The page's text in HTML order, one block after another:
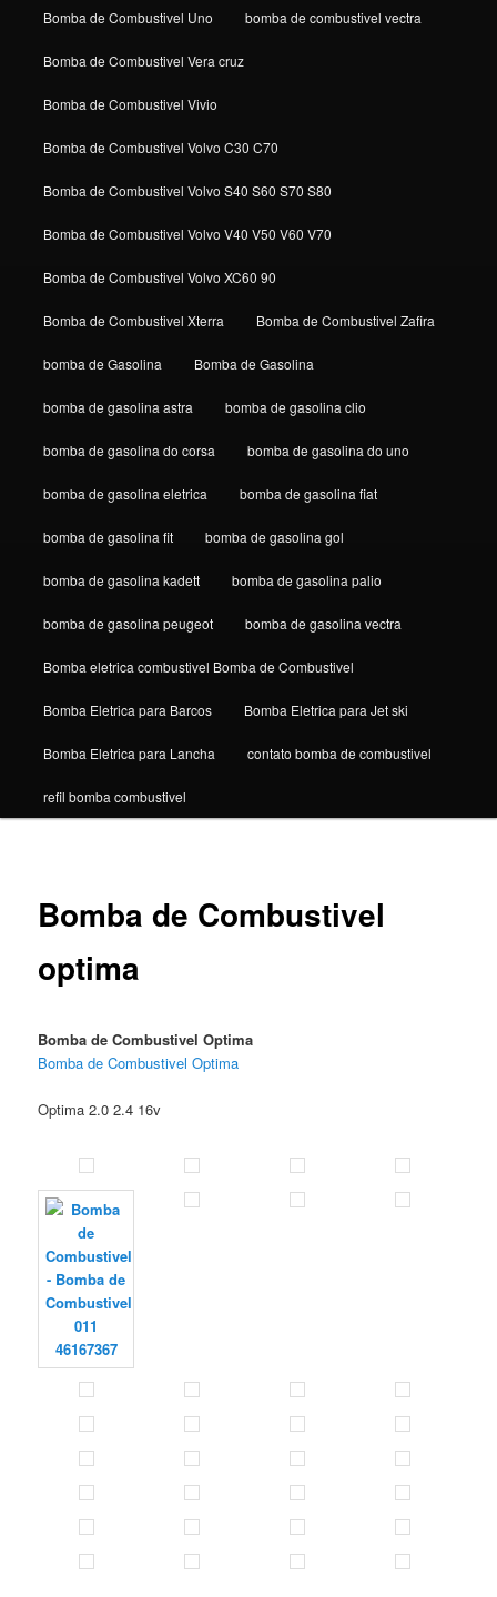
Bomba de Combustivel Uno bomba de combustivel vectra
Bomba de Combustivel Vera cruz
Bomba de Combustivel Vivio
Bomba de Combustivel Volvo C30 C70
Bomba de Combustivel Volvo S40 S60 S70 S80
Bomba de Combustivel Volvo V40 V50 V60 V70
Bomba de Combustivel Volvo XC60 90
Bomba de Combustivel Xterra Bomba de Combustivel Zafira
bomba de Gasolina Bomba de Gasolina
bomba de gasolina astra bomba de gasolina clio
bomba de gasolina do corsa bomba de gasolina do uno
bomba de gasolina eletrica bomba de gasolina fiat
bomba de gasolina fit bomba de gasolina gol
bomba de gasolina kadett bomba de gasolina palio
bomba de gasolina peugeot bomba de gasolina vectra
Bomba eletrica combustivel Bomba de Combustivel
Bomba Eletrica para Barcos Bomba Eletrica para Jet ski
Bomba Eletrica para Lancha contato bomba de combustivel
refil bomba combustivel
Bomba de Combustivel
optima
Bomba de Combustivel Optima
Bomba de Combustivel Optima
Optima 2.0 2.4 16v